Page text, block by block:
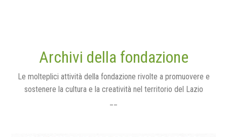
Archivi della fondazione
Le molteplici attività della fondazione rivolte a promuovere e
sostenere la cultura e la creatività nel territorio del Lazio